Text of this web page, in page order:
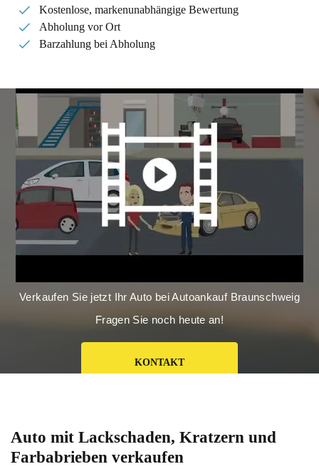
Kostenlose, markenunabhängige Bewertung
Abholung vor Ort
Barzahlung bei Abholung
Verkaufen Sie jetzt Ihr Auto bei Autoankauf Braunschweig
Fragen Sie noch heute an!
KONTAKT
Auto mit Lackschaden, Kratzern und
Farbabrieben verkaufen